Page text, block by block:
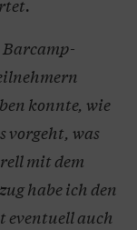
konnte, wie
vorgeht, was
mit dem
habe ich den
eventuell auch